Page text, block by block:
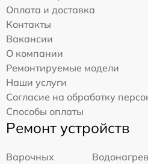
Оплата и доставка
Контакты
Вакансии
О компании
Ремонтируемые модели
Наши услуги
Согласие на обработку
Способы оплаты
Ремонт устройств
Варочных